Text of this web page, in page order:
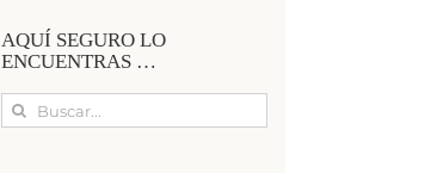
AQUÍ SEGURO LO
ENCUENTRAS …
Buscar: